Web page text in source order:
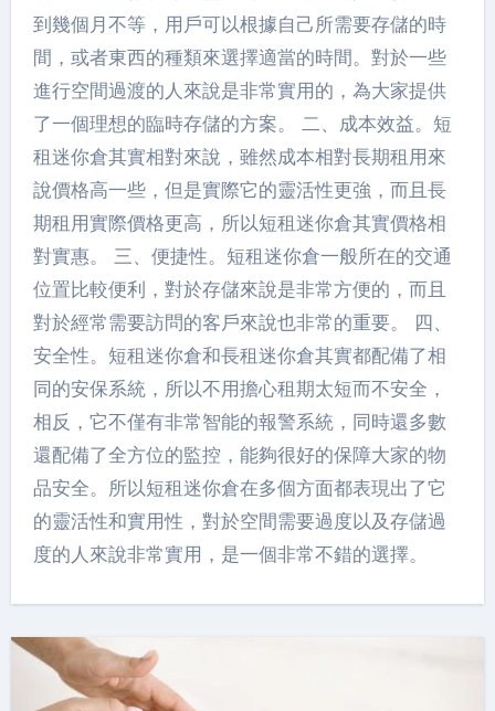
到幾個月不等，用戶可以根據自己所需要存儲的時
間，或者東西的種類來選擇適當的時間。對於一些
進行空間過渡的人來說是非常實用的，為大家提供
了一個理想的臨時存儲的方案。 二、成本效益。短
租迷你倉其實相對來說，雖然成本相對長期租用來
說價格高一些，但是實際它的靈活性更強，而且長
期租用實際價格更高，所以短租迷你倉其實價格相
對實惠。 三、便捷性。短租迷你倉一般所在的交通
位置比較便利，對於存儲來說是非常方便的，而且
對於經常需要訪問的客戶來說也非常的重要。 四、
安全性。短租迷你倉和長租迷你倉其實都配備了相
同的安保系統，所以不用擔心租期太短而不安全，
相反，它不僅有非常智能的報警系統，同時還多數
還配備了全方位的監控，能夠很好的保障大家的物
品安全。所以短租迷你倉在多個方面都表現出了它
的靈活性和實用性，對於空間需要過度以及存儲過
度的人來說非常實用，是一個非常不錯的選擇。